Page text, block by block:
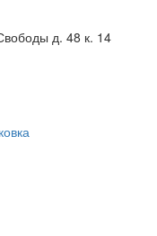
д. 48 к. 14